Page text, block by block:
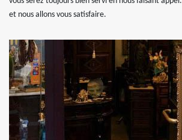
et nous allons vous satisfaire.